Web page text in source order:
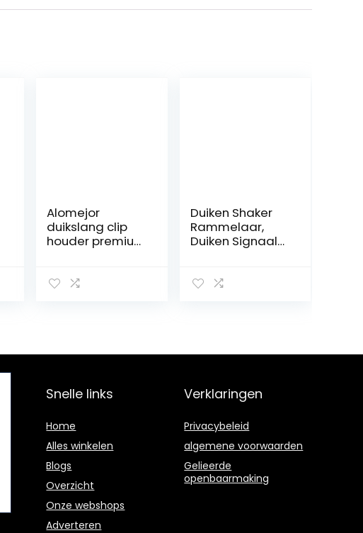
Alomejor
duikslang clip
houder premium
verstelbaar
Duiken Shaker
Rammelaar,
Duiken Signaal
Noise Maker Rvs
Accessoires
Snelle links
Home
Alles winkelen
Blogs
Overzicht
Onze webshops
Adverteren
Verklaringen
Privacybeleid
algemene voorwaarden
Gelieerde
openbaarmaking